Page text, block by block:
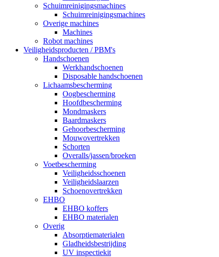
Schuimreinigingsmachines
Schuimreinigingsmachines
Overige machines
Machines
Robot machines
Veiligheidsproducten / PBM's
Handschoenen
Werkhandschoenen
Disposable handschoenen
Lichaamsbescherming
Oogbescherming
Hoofdbescherming
Mondmaskers
Baardmaskers
Gehoorbescherming
Mouwovertrekken
Schorten
Overalls/jassen/broeken
Voetbescherming
Veiligheidsschoenen
Veiligheidslaarzen
Schoenovertrekken
EHBO
EHBO koffers
EHBO materialen
Overig
Absorptiematerialen
Gladheidsbestrijding
UV inspectiekit